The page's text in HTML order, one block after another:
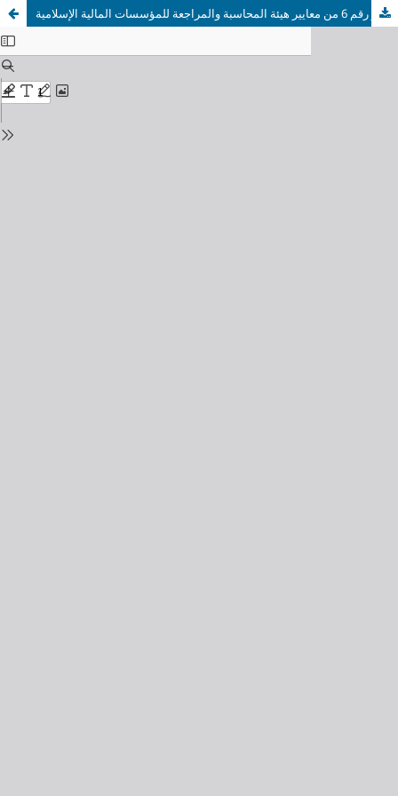
التحول من مصرف تقليدي إلى مصرف إسلامي: وفق المعيار رقم 6 من معايير هيئة المحاسبة والمراجعة للمؤسسات المالية الإسلامية